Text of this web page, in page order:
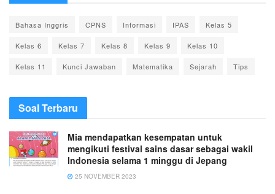
Bahasa Inggris CPNS Informasi IPAS Kelas 5
Kelas 6 Kelas 7 Kelas 8 Kelas 9 Kelas 10
Kelas 11 Kunci Jawaban Matematika Sejarah Tips
Soal Terbaru
Mia mendapatkan kesempatan untuk
mengikuti festival sains dasar sebagai wakil
Indonesia selama 1 minggu di Jepang
25 NOVEMBER 2023